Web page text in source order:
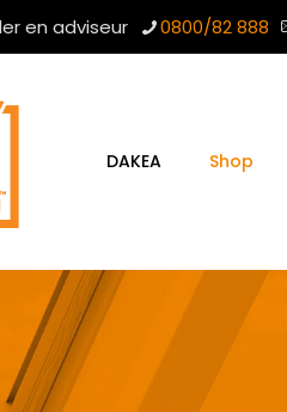
en adviseur 0800/82 888
DAKEA Shop